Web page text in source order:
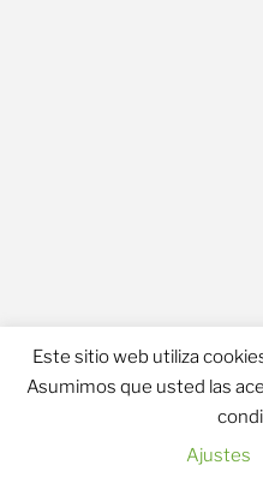
Política de Privacidad
Este sitio web utiliza
Asumimos que usted las
Ajustes